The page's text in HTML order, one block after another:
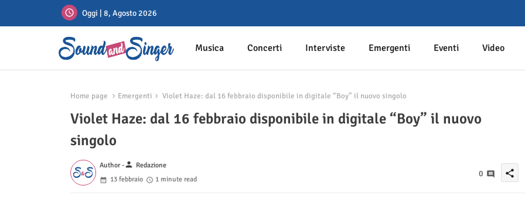
Oggi | 8, Agosto 2026
Musica Concerti Interviste Emergenti Eventi Video
Home page Emergenti Violet Haze: dal 16 febbraio disponibile in digitale “Boy” il nuovo singolo
Violet Haze: dal 16 febbraio disponibile in digitale “Boy” il nuovo
singolo
Author -person Redazione
13 febbraio
1 minute read
0 share